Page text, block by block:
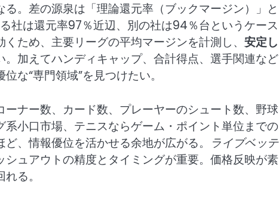
る。差の源泉は「理論還元率（ブックマージン）」と
社は還元率97％近辺、別の社は94％台というケース
ため、主要リーグの平均マージンを計測し、安定し
加えてハンディキャップ、合計得点、選手関連など
な“専門領域”を見つけたい。
ナー数、カード数、プレーヤーのシュート数、野球
小口市場、テニスならゲーム・ポイント単位までの
、情報優位を活かせる余地が広がる。
ライブベッテ
ュアウトの精度とタイミングが重要。価格反映が素
る。